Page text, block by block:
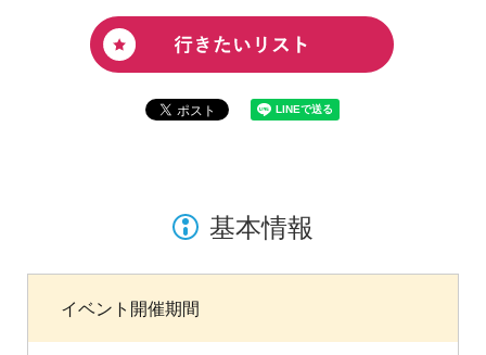
基本情報
イベント開催期間